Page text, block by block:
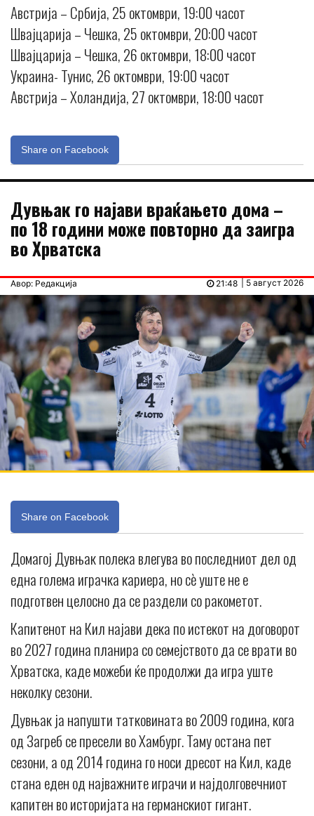
Австрија – Србија, 25 октомври, 19:00 часот
Швајцарија – Чешка, 25 октомври, 20:00 часот
Швајцарија – Чешка, 26 октомври, 18:00 часот
Украина- Тунис, 26 октомври, 19:00 часот
Австрија – Холандија, 27 октомври, 18:00 часот
Share on Facebook
Дувњак го најави враќањето дома –
по 18 години може повторно да заигра
во Хрватска
Авор: Редакција | 5 август 2026
21:48
Share on Facebook
Домагој Дувњак полека влегува во последниот дел од
една голема играчка кариера, но сè уште не е
подготвен целосно да се раздели со ракометот.
Капитенот на Кил најави дека по истекот на договорот
во 2027 година планира со семејството да се врати во
Хрватска, каде можеби ќе продолжи да игра уште
неколку сезони.
Дувњак ја напушти татковината во 2009 година, кога
од Загреб се пресели во Хамбург. Таму остана пет
сезони, а од 2014 година го носи дресот на Кил, каде
стана еден од најважните играчи и најдолговечниот
капитен во историјата на германскиот гигант.